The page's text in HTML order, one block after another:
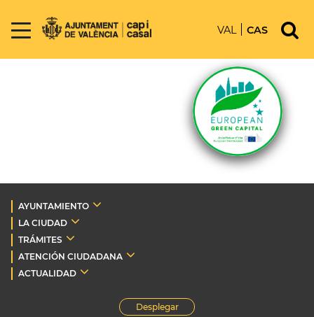
VAL CAS
AYUNTAMIENTO
LA CIUDAD
TRÁMITES
ATENCIÓN CIUDADANA
ACTUALIDAD
Desplegar